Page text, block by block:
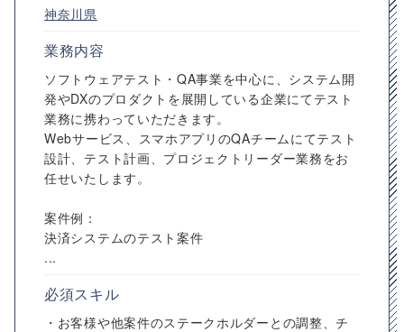
神奈川県
業務内容
ソフトウェアテスト・QA事業を中心に、システム開
発やDXのプロダクトを展開している企業にてテスト
業務に携わっていただきます。
Webサービス、スマホアプリのQAチームにてテスト
設計、テスト計画、プロジェクトリーダー業務をお
任せいたします。
案件例：
決済システムのテスト案件
...
必須スキル
・お客様や他案件のステークホルダーとの調整、チ